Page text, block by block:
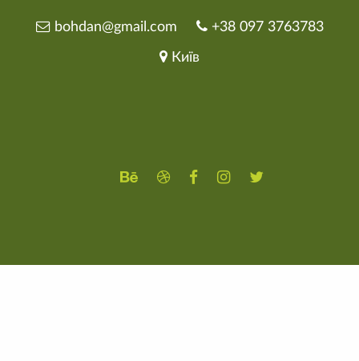
bohdan@gmail.com +38 097 3763783
Київ